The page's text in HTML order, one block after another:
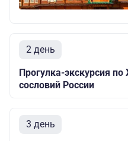
2 день
Прогулка-экскурсия
сословий России
3 день